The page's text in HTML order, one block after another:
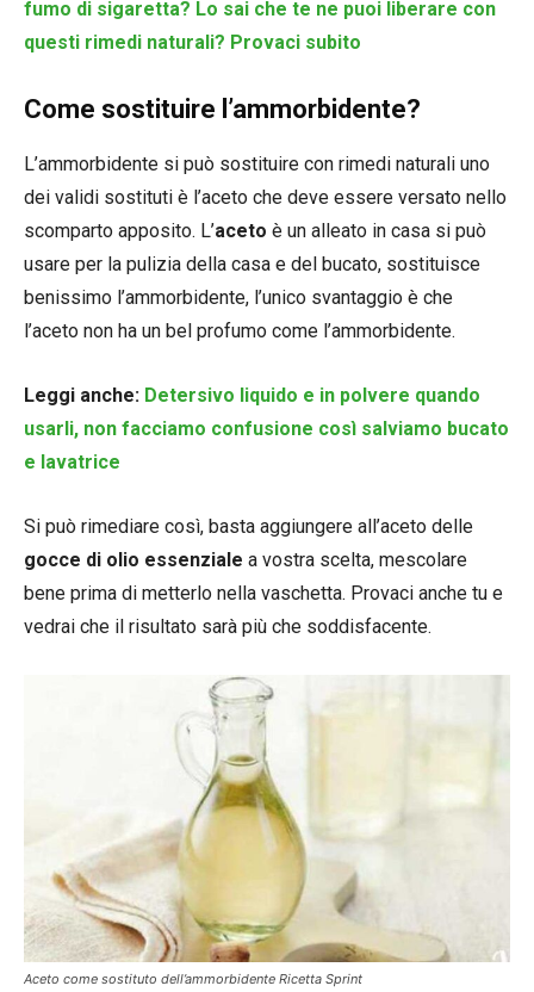
fumo di sigaretta? Lo sai che te ne puoi liberare con
questi rimedi naturali? Provaci subito
Come sostituire l’ammorbidente?
L’ammorbidente si può sostituire con rimedi naturali uno
dei validi sostituti è l’aceto che deve essere versato nello
scomparto apposito. L’aceto è un alleato in casa si può
usare per la pulizia della casa e del bucato, sostituisce
benissimo l’ammorbidente, l’unico svantaggio è che
l’aceto non ha un bel profumo come l’ammorbidente.
Leggi anche: Detersivo liquido e in polvere quando
usarli, non facciamo confusione così salviamo bucato
e lavatrice
Si può rimediare così, basta aggiungere all’aceto delle
gocce di olio essenziale a vostra scelta, mescolare
bene prima di metterlo nella vaschetta. Provaci anche tu e
vedrai che il risultato sarà più che soddisfacente.
Aceto come sostituto dell’ammorbidente Ricetta Sprint